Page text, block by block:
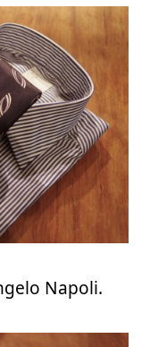
Napoli.